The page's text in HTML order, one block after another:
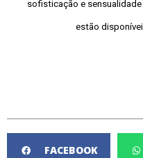
sofisticação e
estão
FACEBOOK